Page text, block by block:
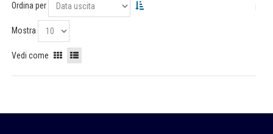
Ordina per
Mostra
Vedi come